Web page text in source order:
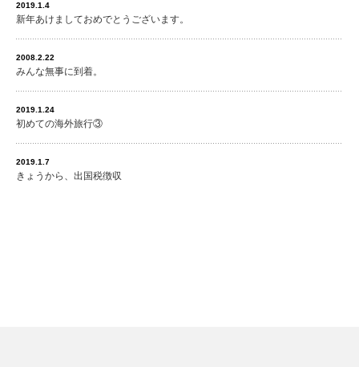
2019.1.4
新年あけましておめでとうございます。
2008.2.22
みんな無事に到着。
2019.1.24
初めての海外旅行③
2019.1.7
きょうから、出国税徴収